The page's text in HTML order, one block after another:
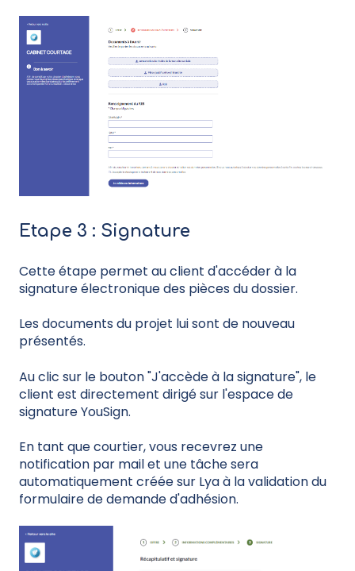
Etape 3 : Signature
Cette étape permet au client d'accéder à la
signature électronique des pièces du dossier.
Les documents du projet lui sont de nouveau
présentés.
Au clic sur le bouton "J'accède à la signature", le
client est directement dirigé sur l'espace de
signature YouSign.
En tant que courtier, vous recevrez une
notification par mail et une tâche sera
automatiquement créée sur Lya à la validation du
formulaire de demande d'adhésion.